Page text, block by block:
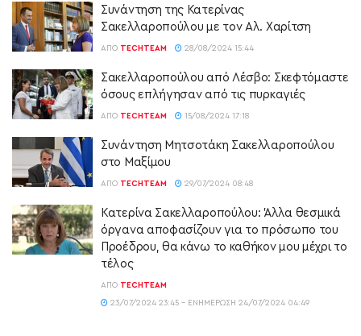
Συνάντηση της Κατερίνας
Σακελλαροπούλου με τον Αλ. Χαρίτση
ΑΠΌ TECHTEAM 28/08/2024 15:44
Σακελλαροπούλου από Λέσβο: Σκεφτόμαστε
όσους επλήγησαν από τις πυρκαγιές
ΑΠΌ TECHTEAM 15/08/2024 17:18
Συνάντηση Μητσοτάκη Σακελλαροπούλου
στο Μαξίμου
ΑΠΌ TECHTEAM 29/07/2024 08:48
Κατερίνα Σακελλαροπούλου: Άλλα θεσμικά
όργανα αποφασίζουν για το πρόσωπο του
Προέδρου, θα κάνω το καθήκον μου μέχρι το
τέλος
ΑΠΌ TECHTEAM
23/07/2024 23:45 - ΕΝΗΜΈΡΩΣΗ 24/07/2024 04:49